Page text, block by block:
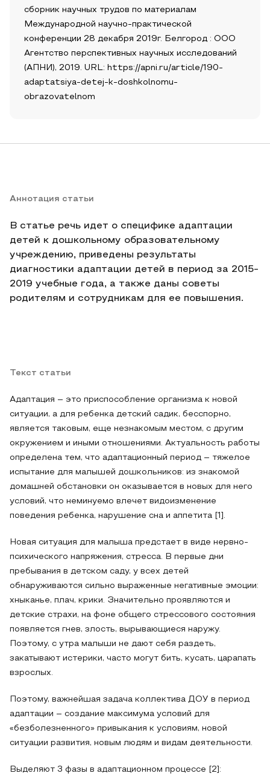
сборник научных трудов по материалам
Международной научно-практической
конференции 28 декабря 2019г. Белгород : ООО
Агентство перспективных научных исследований
(АПНИ), 2019. URL: https://apni.ru/article/190-
adaptatsiya-detej-k-doshkolnomu-
obrazovatelnom
Аннотация статьи
В статье речь идет о специфике адаптации
детей к дошкольному образовательному
учреждению, приведены результаты
диагностики адаптации детей в период за 2015-
2019 учебные года, а также даны советы
родителям и сотрудникам для ее повышения.
Текст статьи
Адаптация – это приспособление организма к новой
ситуации, а для ребенка детский садик, бесспорно,
является таковым, еще незнакомым местом, с другим
окружением и иными отношениями. Актуальность работы
определена тем, что адаптационный период – тяжелое
испытание для малышей дошкольников: из знакомой
домашней обстановки он оказывается в новых для него
условий, что неминуемо влечет видоизменение
поведения ребенка, нарушение сна и аппетита [1].
Новая ситуация для малыша предстает в виде нервно-
психического напряжения, стресса. В первые дни
пребывания в детском саду, у всех детей
обнаруживаются сильно выраженные негативные эмоции:
хныканье, плач, крики. Значительно проявляются и
детские страхи, на фоне общего стрессового состояния
появляется гнев, злость, вырывающиеся наружу.
Поэтому, с утра малыши не дают себя раздеть,
закатывают истерики, часто могут бить, кусать, царапать
взрослых.
Поэтому, важнейшая задача коллектива ДОУ в период
адаптации – создание максимума условий для
«безболезненного» привыкания к условиям, новой
ситуации развития, новым людям и видам деятельности.
Выделяют 3 фазы в адаптационном процессе [2]: